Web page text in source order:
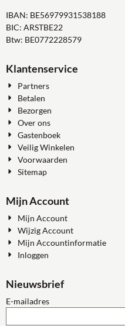
IBAN: BE56979931538188
BIC: ARSTBE22
Btw: BE0772228579
Klantenservice
Partners
Betalen
Bezorgen
Over ons
Gastenboek
Veilig Winkelen
Voorwaarden
Sitemap
Mijn Account
Mijn Account
Wijzig Account
Mijn Accountinformatie
Inloggen
Nieuwsbrief
E-mailadresVul je e-mailadres in